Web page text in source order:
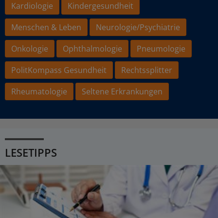
Kardiologie
Kindergesundheit
Menschen & Leben
Neurologie/Psychiatrie
Onkologie
Ophthalmologie
Pneumologie
PolitKompass Gesundheit
Rechtssplitter
Rheumatologie
Seltene Erkrankungen
LESETIPPS